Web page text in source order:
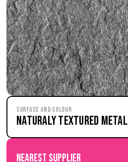
Surface and Colour
Naturaly Textured Metal
nearest supplier